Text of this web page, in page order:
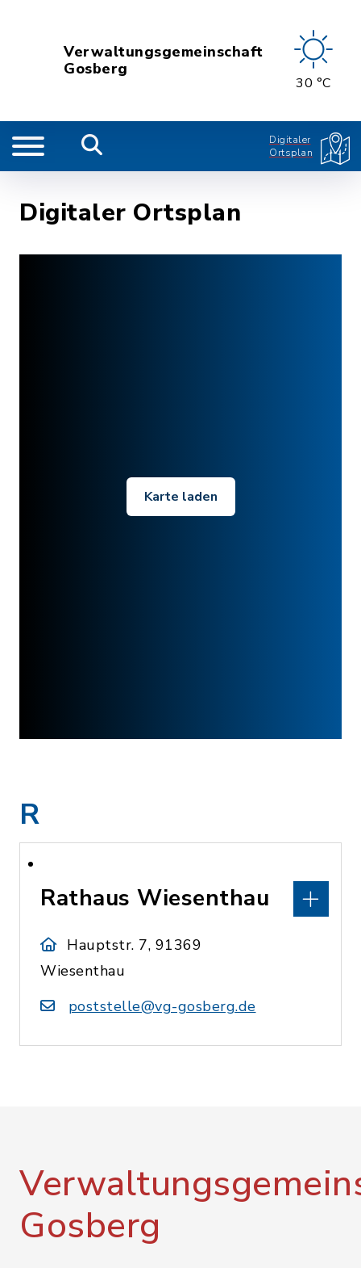
Verwaltungsgemeinschaft
Gosberg
30 °C
Digitaler
Ortsplan
Digitaler Ortsplan
Karte laden
R
Rathaus Wiesenthau
Hauptstr. 7, 91369
Wiesenthau
poststelle@vg-gosberg.de
Gosberg